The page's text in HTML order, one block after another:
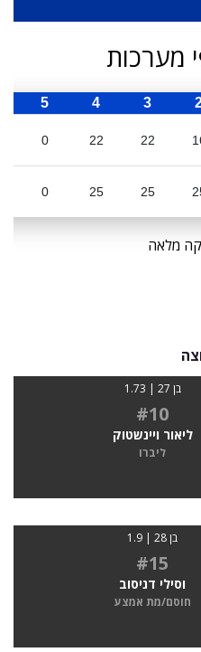
מערכות
3
4
5
22
22
0
25
25
0
מלאה
בן 27 | 1.73
#10
ליאור ויינשטוק
ליברו
בן 28 | 1.9
#15
וסילי דניסוב
חוסם/מת אמצע